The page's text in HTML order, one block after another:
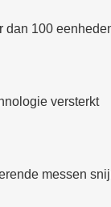
dan 100
versterkt
messen